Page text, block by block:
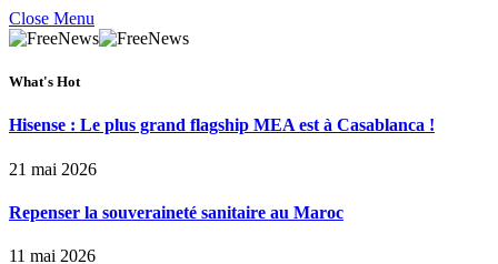
Close Menu
What's Hot
Hisense : Le plus grand flagship MEA est à Casablanca !
21 mai 2026
Repenser la souveraineté sanitaire au Maroc
11 mai 2026